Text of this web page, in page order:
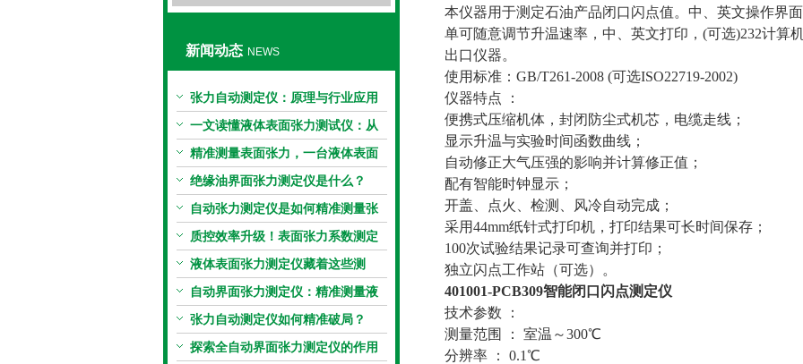
新闻动态 NEWS
张力自动测定仪：原理与行业应用
解析
一文读懂液体表面张力测试仪：从
原理到应用全掌握
精准测量表面张力，一台液体表面
张力系数测量仪就够了
绝缘油界面张力测定仪是什么？
自动张力测定仪是如何精准测量张
力的？
质控效率升级！表面张力系数测定
仪真香警告
液体表面张力测定仪藏着这些测
定“小窍门”
自动界面张力测定仪：精准测量液
体界面张力的关键设备
张力自动测定仪如何精准破局？
探索全自动界面张力测定仪的作用
本仪器用于测定石油产品闭口闪点值。中、英文操作界
单可随意调节升温速率，中、英文打印，(可选)232计算
出口仪器。
使用标准：GB/T261-2008 (可选ISO22719-2002)
仪器特点 ：
便携式压缩机体，封闭防尘式机芯，电缆走线；
显示升温与实验时间函数曲线；
自动修正大气压强的影响并计算修正值；
配有智能时钟显示；
开盖、点火、检测、风冷自动完成；
采用44mm纸针式打印机，打印结果可长时间保存；
100次试验结果记录可查询并打印；
独立闪点工作站（可选）。
401001-PCB309智能闭口闪点测定仪
技术参数 ：
测量范围 ： 室温～300℃
分辨率 ： 0.1℃